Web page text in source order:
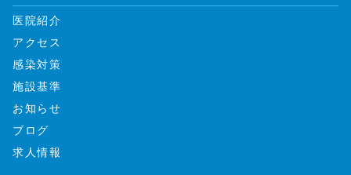
医院紹介
アクセス
感染対策
施設基準
お知らせ
ブログ
求人情報